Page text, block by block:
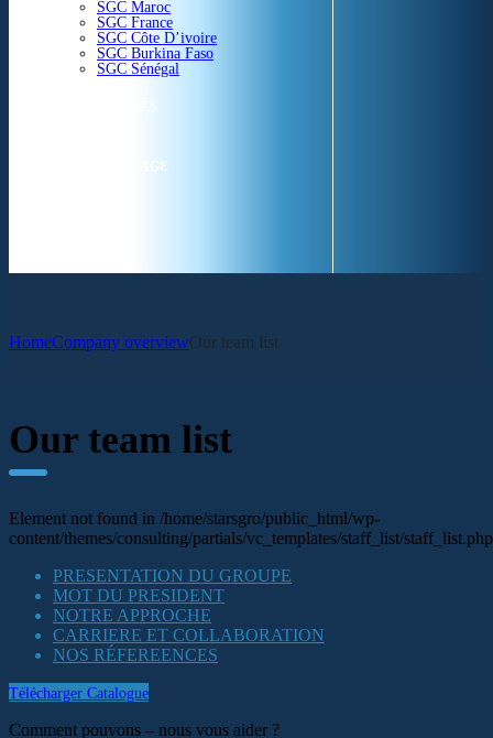
SGC Maroc
SGC France
SGC Côte D’ivoire
SGC Burkina Faso
SGC Sénégal
ACTUALITÉS
SGC EN IMAGE
HomeCompany overviewOur team list
Our team list
Element not found in /home/starsgro/public_html/wp-
content/themes/consulting/partials/vc_templates/staff_list/staff_list.php
PRESENTATION DU GROUPE
MOT DU PRESIDENT
NOTRE APPROCHE
CARRIERE ET COLLABORATION
NOS RÉFEREENCES
Télécharger Catalogue
Comment pouvons – nous vous aider ?